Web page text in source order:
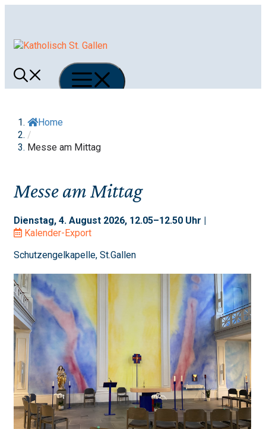
Menü
Home
/
Messe am Mittag
Messe am Mittag
Dienstag, 4. August 2026, 12.05–12.50 Uhr |
Kalender-Export
Schutzengelkapelle, St.Gallen